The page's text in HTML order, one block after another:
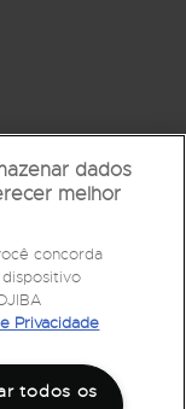
dados
melhor
concorda
Privacidade
todos os